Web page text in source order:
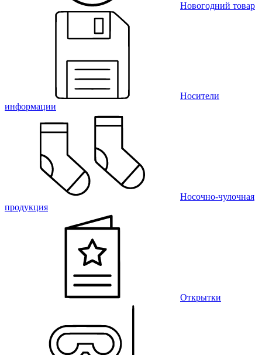
Новогодний товар
Носители
информации
Носочно-чулочная
продукция
Открытки